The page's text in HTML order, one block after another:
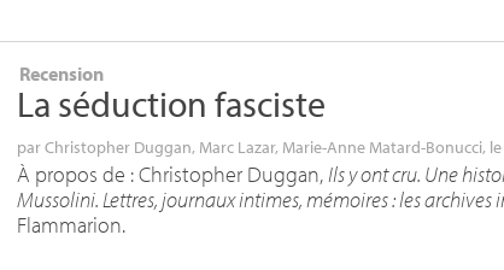
Recension
La séduction fasciste
parChristopher Duggan, Marc Lazar, Marie-Anne Matard-Bonucci,
À propos de : Christopher Duggan,Ils y ont cru. Une
Mussolini. Lettres, journaux intimes, mémoires : les archives
Flammarion.